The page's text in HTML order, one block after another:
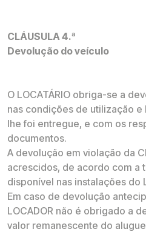
CLÁUSULA 4.ª
Devolução do veículo
O LOCATÁRIO obriga-se a
nas condições de utilização
lhe foi entregue, e com os
documentos.
A devolução em violação da
acrescidos, de acordo com a
disponível nas instalações do
Em caso de devolução
LOCADOR não é obrigado a
valor remanescente do